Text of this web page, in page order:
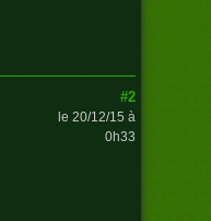
#2
le 20/12/15 à
0h33